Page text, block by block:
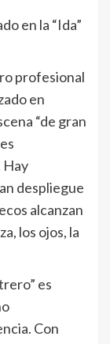
en la “Ida”
profesional
en
“de gran
Hay
despliegue
alcanzan
los ojos, la
es
Con